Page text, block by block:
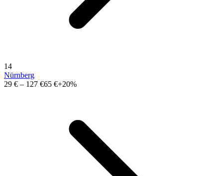
14
Nürnberg
29 € – 127 €65 €+20%